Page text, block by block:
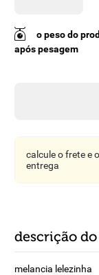
o peso do
após pesagem
calcule o frete e
entrega
descrição
melancia lelezinha
º macarrão